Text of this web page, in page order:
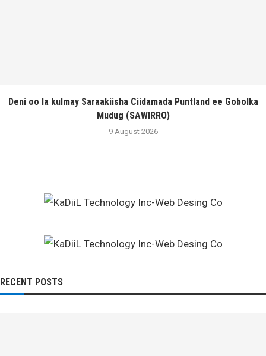
Deni oo la kulmay Saraakiisha Ciidamada Puntland ee Gobolka
Mudug (SAWIRRO)
9 August 2026
RECENT POSTS